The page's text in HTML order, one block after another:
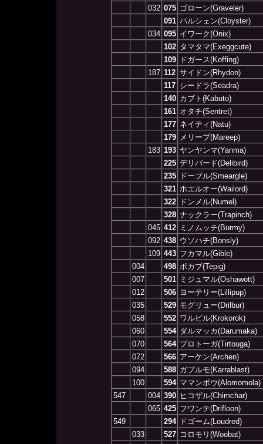
032 075 ゴローン(Graveler)
091 パルシェン(Cloyster)
034 095 イワーク(Onix)
102 タマタマ(Exeggcute)
109
ドガース(Koffing)
187 112 サイドン(Rhydon)
117 シードラ(Seadra)
140 カブト(Kabuto)
161 オタチ(Sentret)
177 ネイティ(Natu)
179
メリープ(Mareep)
183 193 ヤンヤンマ(Yanma)
225 デリバード(Delibird)
235
ドーブル(Smeargle)
321 ホエルオー(Wailord)
322
ドンメル(Numel)
328 ナックラー(Trapinch)
045 412
ミノムッチ(Burmy)
092 438 ウソハチ(Bonsly)
109 443 フカマル(Gible)
004
498 ポカブ(Tepig)
007
501
ミジュマル(Oshawott)
012
506 ヨーテリー(Lillipup)
035
529 モグリュー(Drilbur)
058
552 ワルビル(Krokorok)
060
554 ダルマッカ(Darumaka)
070
564 プロトーガ(Tirtouga)
072
566 アーケン(Archen)
094
588 ガプルモ(Karrablast)
100
594 ママンボウ(Alomomola)
547
004 390 ヒコザル(Chimchar)
065 425 フワンテ(Drifloon)
549
294
ドゴーム(Loudred)
033
527 コロモリ(Woobat)